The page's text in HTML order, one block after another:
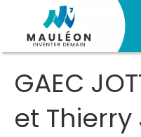
GAEC
et Thierry
Panneau de gestion des